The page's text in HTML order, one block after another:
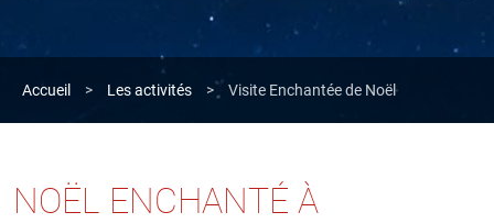
Accueil > Les activités > Visite Enchantée de Noël
NOËL ENCHANTÉ À